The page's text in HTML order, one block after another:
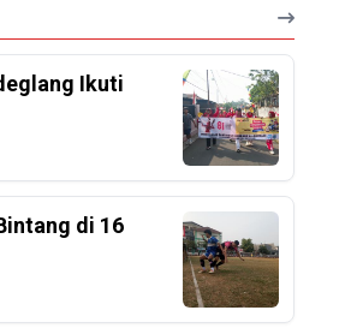
Ikuti
di 16